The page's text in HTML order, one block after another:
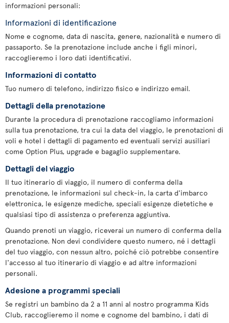
informazioni personali:
Informazioni di identificazione
Nome e cognome, data di nascita, genere, nazionalità e numero di
passaporto. Se la prenotazione include anche i figli minori,
raccoglieremo i loro dati identificativi.
Informazioni di contatto
Tuo numero di telefono, indirizzo fisico e indirizzo email.
Dettagli della prenotazione
Durante la procedura di prenotazione raccogliamo informazioni
sulla tua prenotazione, tra cui la data del viaggio, le prenotazioni di
voli e hotel i dettagli di pagamento ed eventuali servizi ausiliari
come Option Plus, upgrade e bagaglio supplementare.
Dettagli del viaggio
Il tuo itinerario di viaggio, il numero di conferma della
prenotazione, le informazioni sul check-in, la carta d'imbarco
elettronica, le esigenze mediche, speciali esigenze dietetiche e
qualsiasi tipo di assistenza o preferenza aggiuntiva.
Quando prenoti un viaggio, riceverai un numero di conferma della
prenotazione. Non devi condividere questo numero, né i dettagli
del tuo viaggio, con nessun altro, poiché ciò potrebbe consentire
l'accesso al tuo itinerario di viaggio e ad altre informazioni
personali.
Adesione a programmi speciali
Se registri un bambino da 2 a 11 anni al nostro programma Kids
Club, raccoglieremo il nome e cognome del bambino, i dati di